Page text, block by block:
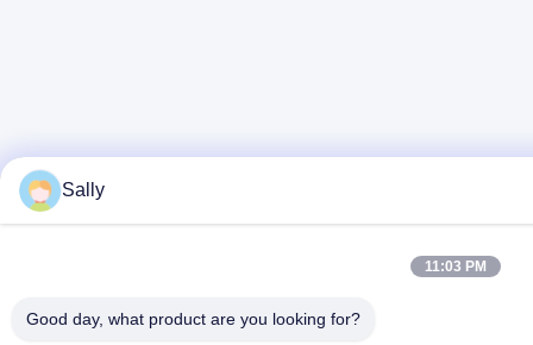
Sally
11:03 PM
Good day, what product are you looking for?